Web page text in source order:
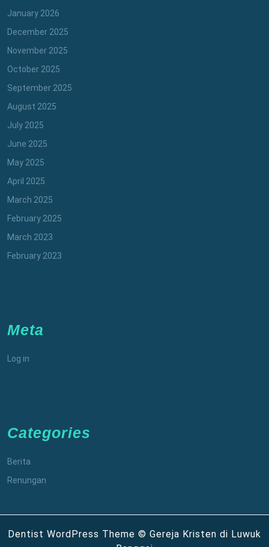
January 2026
December 2025
November 2025
October 2025
September 2025
August 2025
July 2025
June 2025
May 2025
April 2025
March 2025
February 2025
March 2023
February 2023
Meta
Log in
Categories
Berita
Renungan
Dentist WordPress Theme © Gereja Kristen di Luwuk